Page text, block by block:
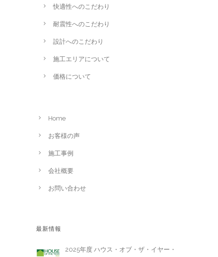
快適性へのこだわり
耐震性へのこだわり
設計へのこだわり
施工エリアについて
価格について
Home
お客様の声
施工事例
会社概要
お問い合わせ
最新情報
2025年度 ハウス・オブ・ザ・イヤー・